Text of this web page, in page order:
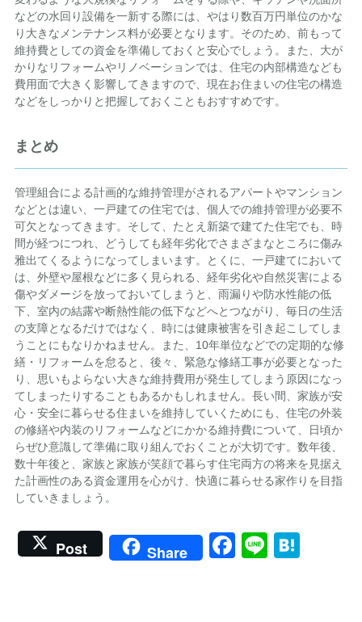
などの水回り設備を一新する際には、やはり数百万円単位のかな
り大きなメンテナンス料が必要となります。そのため、前もって
維持費としての資金を準備しておくと安心でしょう。また、大が
かりなリフォームやリノベーションでは、住宅の内部構造なども
費用面で大きく影響してきますので、現在お住まいの住宅の構造
などをしっかりと把握しておくこともおすすめです。
まとめ
管理組合による計画的な維持管理がされるアパートやマンション
などとは違い、一戸建ての住宅では、個人での維持管理が必要不
可欠となってきます。そして、たとえ新築で建てた住宅でも、時
間が経つにつれ、どうしても経年劣化でさまざまなところに傷み
雅出てくるようになってしまいます。とくに、一戸建てにおいて
は、外壁や屋根などに多く見られる、経年劣化や自然災害による
傷やダメージを放っておいてしまうと、雨漏りや防水性能の低
下、室内の結露や断熱性能の低下などへとつながり、毎日の生活
の支障となるだけではなく、時には健康被害を引き起こしてしま
うことにもなりかねません。また、10年単位などでの定期的な修
繕・リフォームを怠ると、後々、緊急な修繕工事が必要となった
り、思いもよらない大きな維持費用が発生してしまう原因になっ
てしまったりすることもあるかもしれません。長い間、家族が安
心・安全に暮らせる住まいを維持していくためにも、住宅の外装
の修繕や内装のリフォームなどにかかる維持費について、日頃か
らぜひ意識して準備に取り組んでおくことが大切です。数年後、
数十年後と、家族と家族が笑顔で暮らす住宅両方の将来を見据え
た計画性のある資金運用を心がけ、快適に暮らせる家作りを目指
していきましょう。
Post Share Facebook
Line